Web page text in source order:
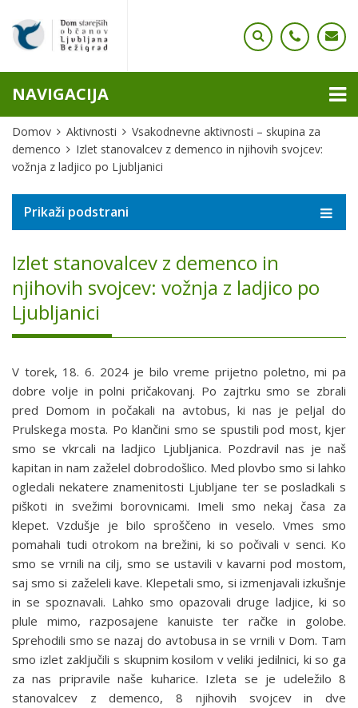
NAVIGACIJA
Domov Aktivnosti
Vsakodnevne aktivnosti – skupina za
demenco
Izlet stanovalcev z demenco in njihovih svojcev:
vožnja z ladjico po Ljubljanici
Prikaži podstrani
Izlet stanovalcev z demenco in
njihovih svojcev: vožnja z ladjico po
Ljubljanici
V torek, 18. 6. 2024 je bilo vreme prijetno poletno, mi pa
dobre volje in polni pričakovanj. Po zajtrku smo se zbrali
pred Domom in počakali na avtobus, ki nas je peljal do
Prulskega mosta. Po klančini smo se spustili pod most, kjer
smo se vkrcali na ladjico Ljubljanica. Pozdravil nas je naš
kapitan in nam zaželel dobrodošlico. Med plovbo smo si lahko
ogledali nekatere znamenitosti Ljubljane ter se posladkali s
piškoti in svežimi borovnicami. Imeli smo nekaj časa za
klepet. Vzdušje je bilo sproščeno in veselo. Vmes smo
pomahali tudi otrokom na brežini, ki so počivali v senci. Ko
smo se vrnili na cilj, smo se ustavili v kavarni pod mostom,
saj smo si zaželeli kave. Klepetali smo, si izmenjavali izkušnje
in se spoznavali. Lahko smo opazovali druge ladjice, ki so
plule mimo, razposajene kanuiste ter račke in golobe.
Sprehodili smo se nazaj do avtobusa in se vrnili v Dom. Tam
smo izlet zaključili s skupnim kosilom v veliki jedilnici, ki so ga
za nas pripravile naše kuharice. Izleta se je udeležilo 8
stanovalcev z demenco, 8 njihovih svojcev in dve